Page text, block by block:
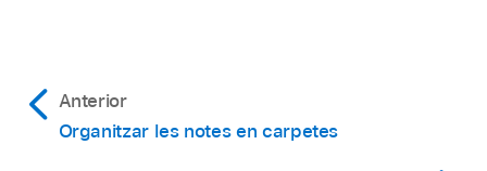
Anterior
Organitzar les notes en carpetes